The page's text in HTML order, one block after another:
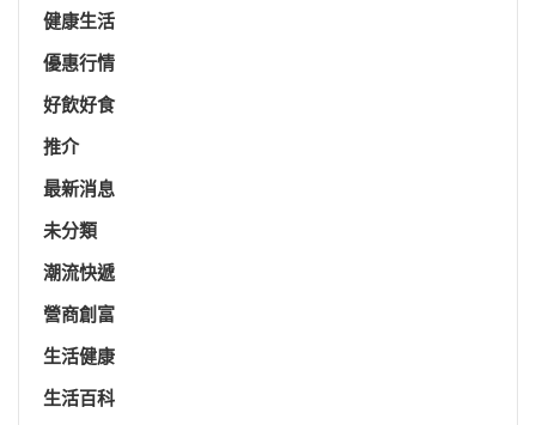
健康生活
優惠行情
好飲好食
推介
最新消息
未分類
潮流快遞
營商創富
生活健康
生活百科